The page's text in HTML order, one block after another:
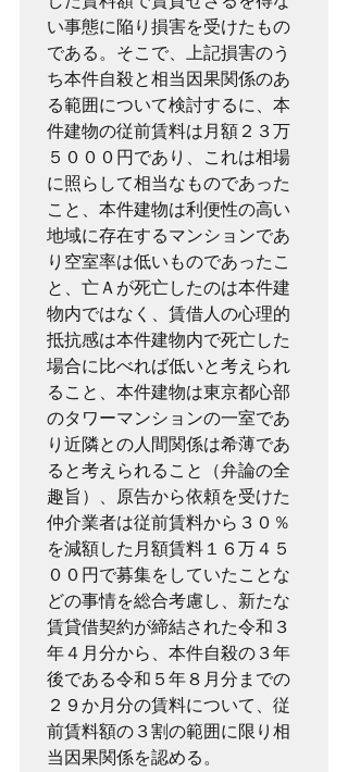
い事態に陥り損害を受けたもの
である。そこで、上記損害のう
ち本件自殺と相当因果関係のあ
る範囲について検討するに、本
件建物の従前賃料は月額２３万
５０００円であり、これは相場
に照らして相当なものであった
こと、本件建物は利便性の高い
地域に存在するマンションであ
り空室率は低いものであったこ
と、亡Ａが死亡したのは本件建
物内ではなく、賃借人の心理的
抵抗感は本件建物内で死亡した
場合に比べれば低いと考えられ
ること、本件建物は東京都心部
のタワーマンションの一室であ
り近隣との人間関係は希薄であ
ると考えられること（弁論の全
趣旨）、原告から依頼を受けた
仲介業者は従前賃料から３０％
を減額した月額賃料１６万４５
００円で募集をしていたことな
どの事情を総合考慮し、新たな
賃貸借契約が締結された令和３
年４月分から、本件自殺の３年
後である令和５年８月分までの
２９か月分の賃料について、従
前賃料額の３割の範囲に限り相
当因果関係を認める。